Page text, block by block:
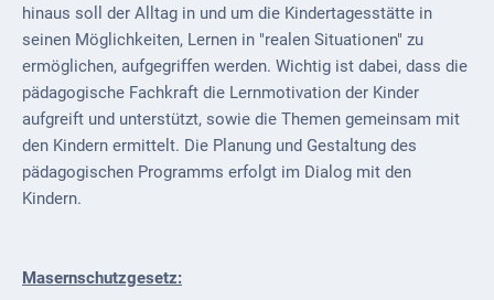
hinaus soll der Alltag in und um die Kindertagesstätte in
seinen Möglichkeiten, Lernen in "realen Situationen" zu
ermöglichen, aufgegriffen werden. Wichtig ist dabei, dass die
pädagogische Fachkraft die Lernmotivation der Kinder
aufgreift und unterstützt, sowie die Themen gemeinsam mit
den Kindern ermittelt. Die Planung und Gestaltung des
pädagogischen Programms erfolgt im Dialog mit den
Kindern.
Masernschutzgesetz: